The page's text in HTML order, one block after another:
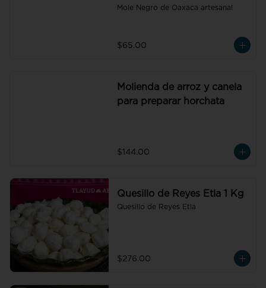
Mole Negro de Oaxaca artesanal
$65.00
Molienda de arroz y canela
para preparar horchata
$144.00
Quesillo de Reyes Etla 1 Kg
Quesillo de Reyes Etla
$276.00